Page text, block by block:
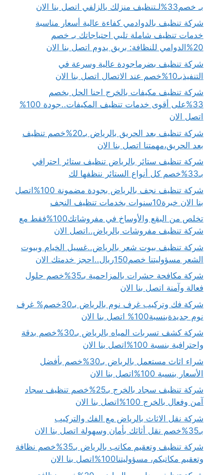
بـ خصم33%لـتنظيف منزلك بالزلفي اتصل بنا الان
شركة تنظيف بالدوادمي كفاءة عالية أسعار مناسبة
خدمات تنظيف شاملة تلبي احتياجاتك بـ خصم
20%الدوامي للنظافة: بريق يدوم اتصل بنا الان
شركة تنظيف بضرماجودة عالية وسرعة في
التنفيذبـ10%خصم عند الاتصال اتصل بنا الان
شركة تنظيف مكيفات بالخرج احنا الحل بخصم
33%على أقوى خدمات تنظيف المكيفات..جودة 100%
اتصل الان
شركة تنظيف بعد الحريق بالرياض بـ20%خصم تنظيف
بعد الحريق،مهمتنا اتصل بنا الان
شركة تنظيف ستائر بالرياض تنظيف ستائر احترافي
بـ33%خصم كل أنواع الستائر ننظفها لك
شركة تنظيف نجف بالرياض بجودة مضمونة 100%اتصل
بنا الان خبرة10سنوات بخدمات تنظيف النجف
تخلص من البقع والأوساخ في مفروشاتك100%فقط مع
شركة تنظيف مفروشات بالرياض..اتصل الان
شركة تنظيف بيوت شعر بالرياض..غسيل الخيام وبيوت
الشعر مسؤوليتنا خصم150ريال..احجز خدمتك الان
شركة مكافحة حشرات بالمزاحمية بـ35%خصم حلول
فعالة وآمنة اتصل بنا الان
شركة فك وتركيب غرف نوم بالرياض بـ30خصم% غرف
نوم جديدةبنسبة100% اتصل بنا الان
شركة كشف تسربات المياه بالرياض بـ30%خصم بدقة
واحترافية بنسبة 100%اتصل بنا الان
شراء اثاث مستعمل بالرياض بـ30%خصم بأفضل
الأسعار بنسبة 100%اتصل بنا الان
شركة تنظيف سجاد بالخرج بـ25%خصم تنظيف سجاد
آمن وفعال بالخرج 100%اتصل بنا الان
شركة نقل الاثاث بالرياض مع الفك والتركيب
بـ35%خصم نقل أثاثك بأمان وسهولة اتصل بنا الان
شركة تنظيف وتعقيم مكاتب بالرياض بـ35%خصم نظافة
وتعقيم مكاتبكم، مسؤوليتنا100%اتصل بنا الان